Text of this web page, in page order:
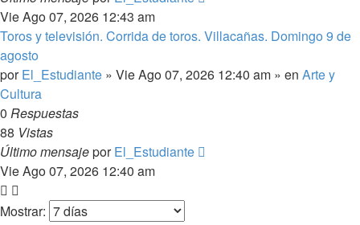
Vie Ago 07, 2026 12:43 am
Toros y televisión. Corrida de toros. Villacañas. Domingo 9 de
agosto
porEl_Estudiante » Vie Ago 07, 2026 12:40 am » en Arte y
Cultura
0 Respuestas
88 Vistas
Último mensajeporEl_Estudiante
Vie Ago 07, 2026 12:40 am
Mostrar: